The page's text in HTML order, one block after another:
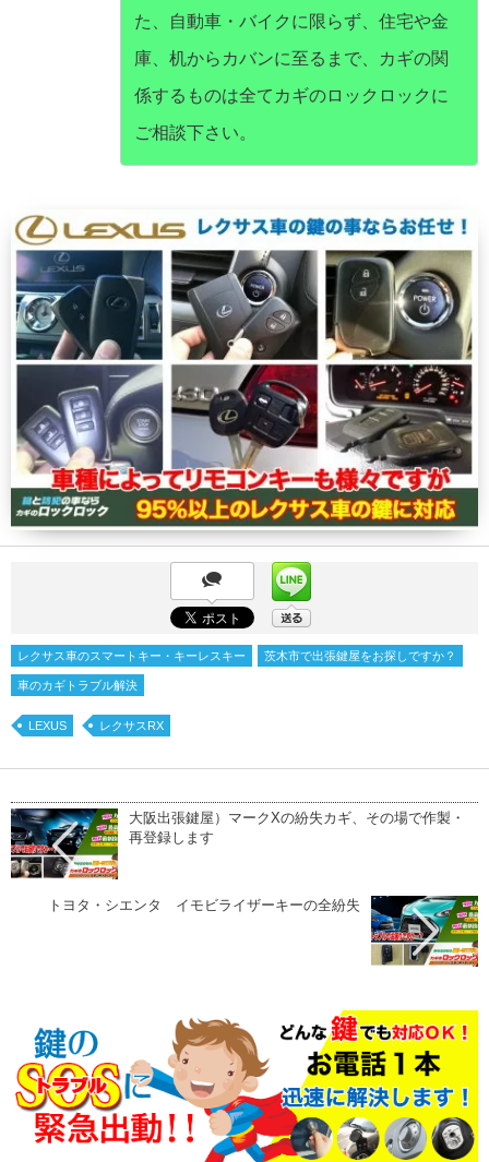
た、自動車・バイクに限らず、住宅や金
庫、机からカバンに至るまで、カギの関
係するものは全てカギのロックロックに
ご相談下さい。
レクサス車のスマートキー・キーレスキー 茨木市で出張鍵屋をお探しですか？
車のカギトラブル解決
LEXUS レクサスRX
大阪出張鍵屋）マークXの紛失カギ、その場で作製・
再登録します
トヨタ・シエンタ イモビライザーキーの全紛失